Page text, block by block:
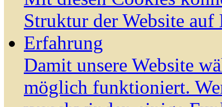
Struktur der Website auf
Erfahrung
Damit unsere Website
möglich funktioniert.